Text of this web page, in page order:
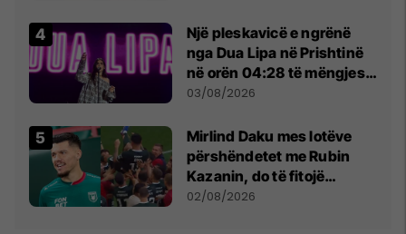
Një pleskavicë e ngrënë
nga Dua Lipa në Prishtinë
në orën 04:28 të mëngjesit
- dhe bota digjitale serbe
03/08/2026
Mirlind Daku mes lotëve
përshëndetet me Rubin
Kazanin, do të fitojë
miliona te Spartak Moska
02/08/2026